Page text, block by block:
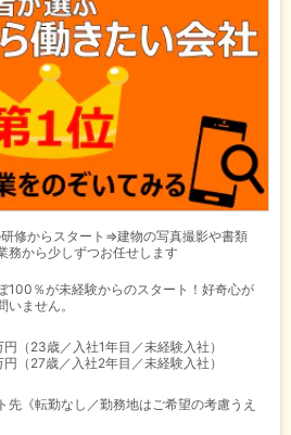
修からスタート⇒建物の写真撮影や書類
務から少しずつお任せします
100％が未経験からのスタート！好奇心が
ません。
（23歳／入社1年目／未経験入社）
（27歳／入社2年目／未経験入社）
先《転勤なし／勤務地はご希望の考慮うえ